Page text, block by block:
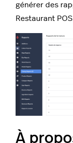
générer des
Restaurant
À